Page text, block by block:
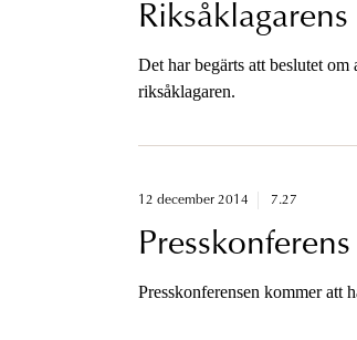
Det har begärts att beslutet
riksåklagaren.
12 december 2014 7.27
Presskonferensen kommer att